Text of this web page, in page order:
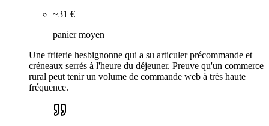
~31 €
panier moyen
Une friterie hesbignonne qui a su articuler précommande et
créneaux serrés à l'heure du déjeuner. Preuve qu'un commerce
rural peut tenir un volume de commande web à très haute
fréquence.